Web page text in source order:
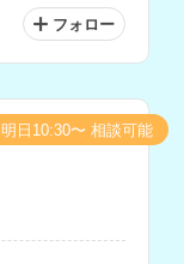
フォロー
明日10:30〜 相談可能